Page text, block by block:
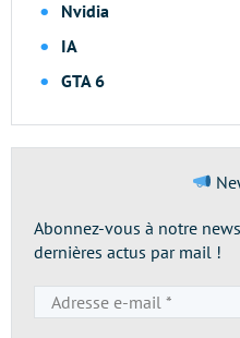
Nvidia
IA
GTA 6
Abonnez-vous à notre
dernières actus par mail !